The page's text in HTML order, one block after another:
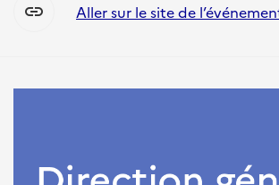
link Aller sur le site de